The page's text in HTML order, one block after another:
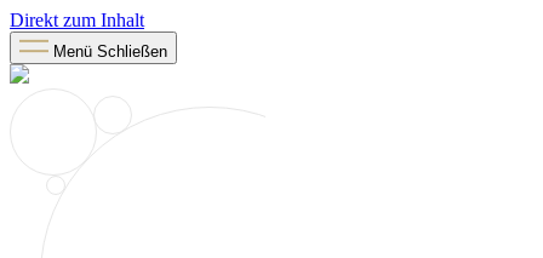
Direkt zum Inhalt
Menü Schließen